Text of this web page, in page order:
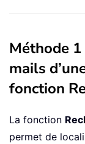
Méthode
mails
fonction
La fonction
permet de